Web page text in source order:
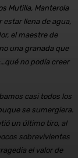
Mutilla, Manterola
llena de agua,
el maestre de
una granada que
no podía creer
casi todos los
se sumergiera.
un último tiro, al
sobrevivientes
el valor de